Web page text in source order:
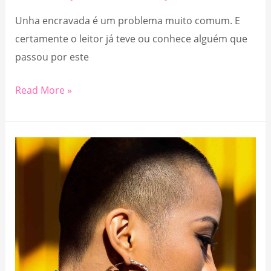
Unha encravada é um problema muito comum. E
certamente o leitor já teve ou conhece alguém que
passou por este
UNHA
CAUSAS
E
TRATAMENTOS
Read More »